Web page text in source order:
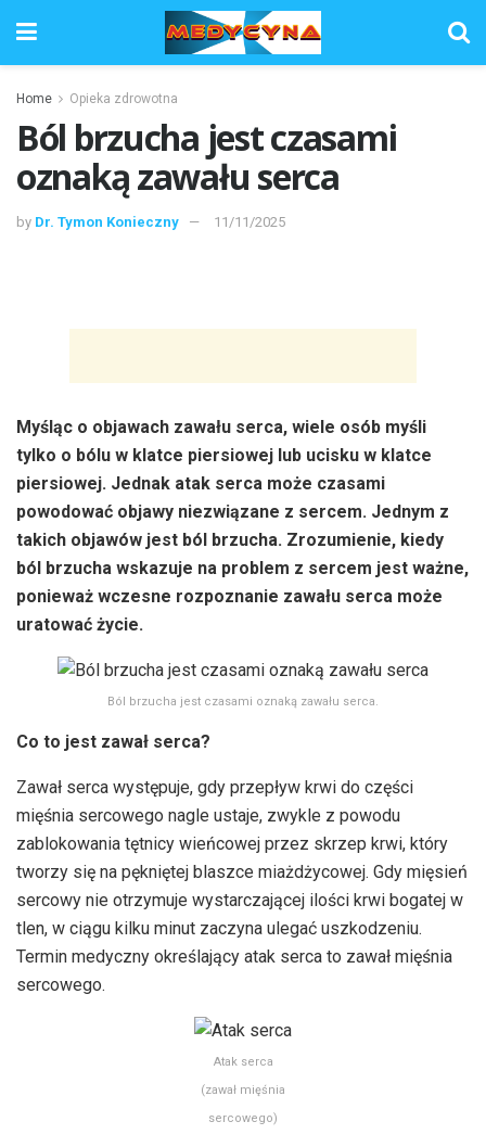
Home Opieka zdrowotna
Ból brzucha jest czasami
oznaką zawału serca
by Dr. Tymon Konieczny 11/11/2025
Myśląc o objawach zawału serca, wiele osób myśli
tylko o bólu w klatce piersiowej lub ucisku w klatce
piersiowej. Jednak atak serca może czasami
powodować objawy niezwiązane z sercem. Jednym z
takich objawów jest ból brzucha. Zrozumienie, kiedy
ból brzucha wskazuje na problem z sercem jest ważne,
ponieważ wczesne rozpoznanie zawału serca może
uratować życie.
Ból brzucha jest czasami oznaką zawału serca.
Co to jest zawał serca?
Zawał serca występuje, gdy przepływ krwi do części
mięśnia sercowego nagle ustaje, zwykle z powodu
zablokowania tętnicy wieńcowej przez skrzep krwi, który
tworzy się na pękniętej blaszce miażdżycowej. Gdy mięsień
sercowy nie otrzymuje wystarczającej ilości krwi bogatej w
tlen, w ciągu kilku minut zaczyna ulegać uszkodzeniu.
Termin medyczny określający atak serca to zawał mięśnia
sercowego.
Atak serca
(zawał mięśnia
sercowego)